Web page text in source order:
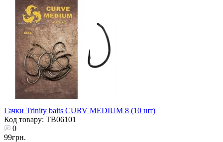
Гачки Trinity baits CURV MEDIUM 8 (10 шт)
Код товару: TB06101
0
99грн.